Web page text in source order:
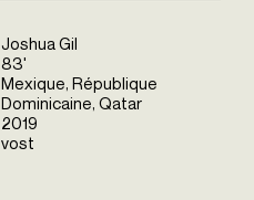
Joshua Gil
83'
Mexique, République
Dominicaine, Qatar
2019
vost